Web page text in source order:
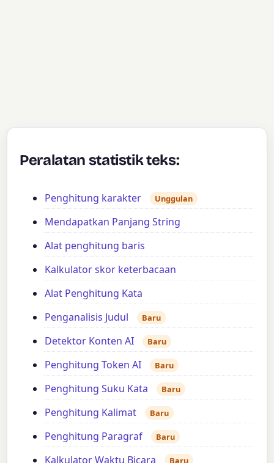
Peralatan statistik teks:
Penghitung karakter Unggulan
Mendapatkan Panjang String
Alat penghitung baris
Kalkulator skor keterbacaan
Alat Penghitung Kata
Penganalisis Judul
Baru
Detektor Konten AI Baru
Penghitung Token AI Baru
Penghitung Suku Kata Baru
Penghitung Kalimat Baru
Penghitung Paragraf Baru
Kalkulator Waktu Bicara Baru